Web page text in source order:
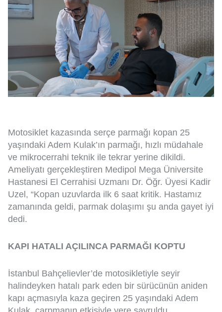
Motosiklet kazasında serçe parmağı kopan 25
yaşındaki Adem Kulak’ın parmağı, hızlı müdahale
ve mikrocerrahi teknik ile tekrar yerine dikildi.
Ameliyatı gerçekleştiren Medipol Mega Üniversite
Hastanesi El Cerrahisi Uzmanı Dr. Öğr. Üyesi Kadir
Uzel, “Kopan uzuvlarda ilk 6 saat kritik. Hastamız
zamanında geldi, parmak dolaşımı şu anda gayet iyi
dedi.
KAPI HATALI AÇILINCA PARMAĞI KOPTU
İstanbul Bahçelievler’de motosikletiyle seyir
halindeyken hatalı park eden bir sürücünün aniden
kapı açmasıyla kaza geçiren 25 yaşındaki Adem